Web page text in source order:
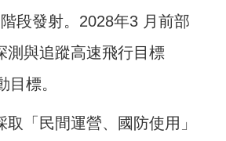
段發射。2028年3 月前部
測與追蹤高速飛行目標
目標。
取「民間運營、國防使用」